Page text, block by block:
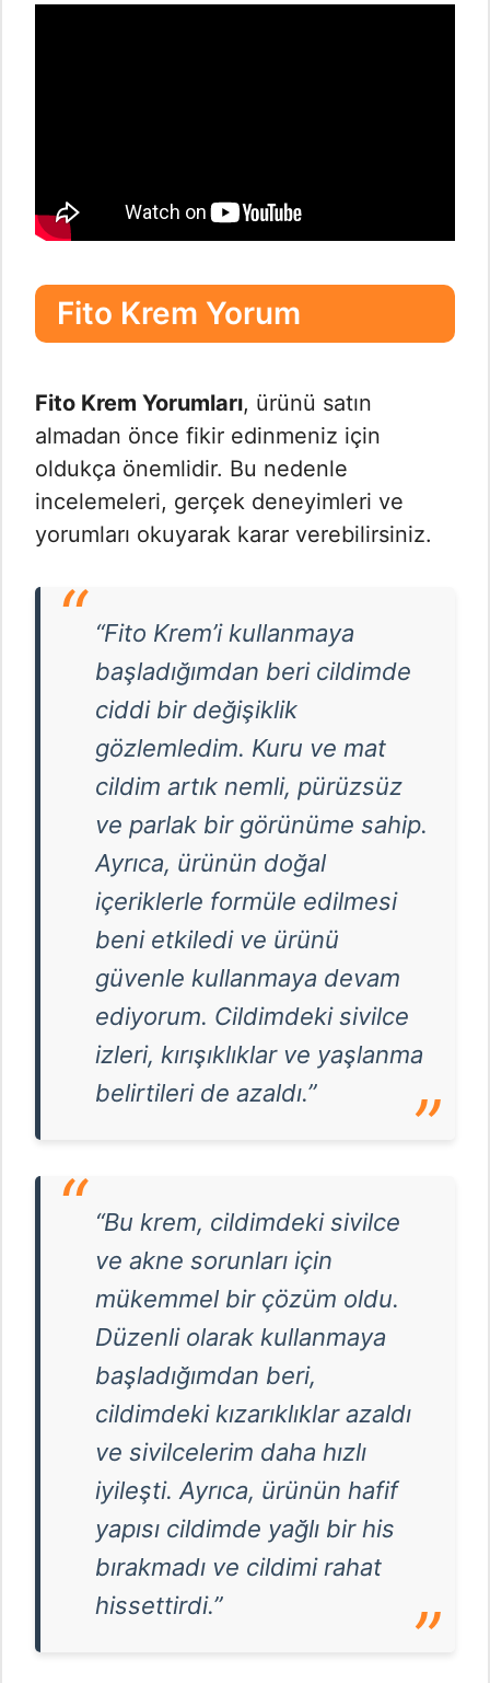
Fito Krem Yorum
Fito Krem Yorumları, ürünü satın
almadan önce fikir edinmeniz için
oldukça önemlidir. Bu nedenle
incelemeleri, gerçek deneyimleri ve
yorumları okuyarak karar verebilirsiniz.
“Fito Krem’i kullanmaya
başladığımdan beri cildimde
ciddi bir değişiklik
gözlemledim. Kuru ve mat
cildim artık nemli, pürüzsüz
ve parlak bir görünüme sahip.
Ayrıca, ürünün doğal
içeriklerle formüle edilmesi
beni etkiledi ve ürünü
güvenle kullanmaya devam
ediyorum. Cildimdeki sivilce
izleri, kırışıklıklar ve yaşlanma
belirtileri de azaldı.”
“Bu krem, cildimdeki sivilce
ve akne sorunları için
mükemmel bir çözüm oldu.
Düzenli olarak kullanmaya
başladığımdan beri,
cildimdeki kızarıklıklar azaldı
ve sivilcelerim daha hızlı
iyileşti. Ayrıca, ürünün hafif
yapısı cildimde yağlı bir his
bırakmadı ve cildimi rahat
hissettirdi.”